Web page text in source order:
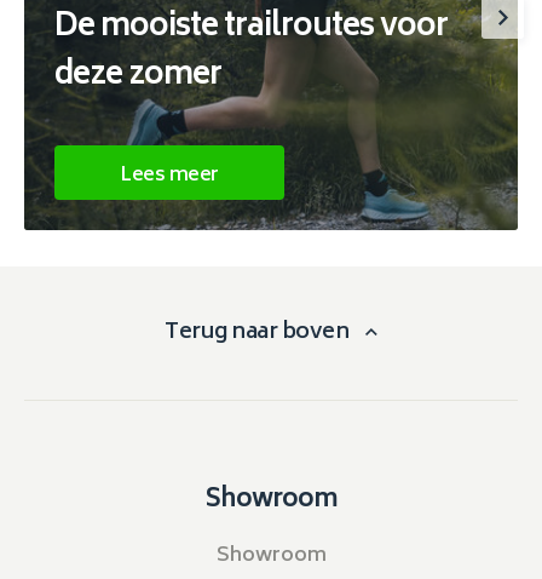
De mooiste trailroutes voor
deze zomer
Lees meer
Terug naar boven
Showroom
Showroom